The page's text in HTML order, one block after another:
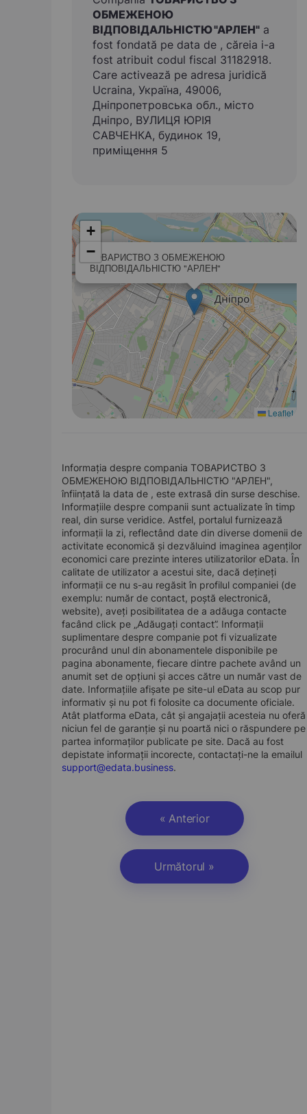
ОБМЕЖЕНОЮ
ВІДПОВІДАЛЬНІСТЮ "АРЛЕН" a
fost fondată pe data de , căreia i-a
fost atribuit codul fiscal 31182918.
Care activează pe adresa juridică
Ucraina, Україна, 49006,
Дніпропетровська обл., місто
Дніпро, ВУЛИЦЯ ЮРІЯ
САВЧЕНКА, будинок 19,
приміщення 5
ТОВАРИСТВО З ОБМЕЖЕНОЮ
ВІДПОВІДАЛЬНІСТЮ "АРЛЕН"
+
−
Leaflet
Informația despre compania ТОВАРИСТВО З
ОБМЕЖЕНОЮ ВІДПОВІДАЛЬНІСТЮ "АРЛЕН",
înființată la data de , este extrasă din surse deschise.
Informațiile despre companii sunt actualizate în timp
real, din surse veridice. Astfel, portalul furnizează
informații la zi, reflectând date din diverse domenii de
activitate economică și dezvăluind imaginea agenților
economici care prezinte interes utilizatorilor eData. În
calitate de utilizator a acestui site, dacă dețineți
informații ce nu s-au regăsit în profilul companiei (de
exemplu: număr de contact, poștă electronică,
website), aveți posibilitatea de a adăuga contacte
facând click pe „Adăugați contact”. Informații
suplimentare despre companie pot fi vizualizate
procurând unul din abonamentele disponibile pe
pagina abonamente, fiecare dintre pachete având un
anumit set de opțiuni și acces către un număr vast de
date. Informațiile afișate pe site-ul eData au scop pur
informativ și nu pot fi folosite ca documente oficiale.
Atât platforma eData, cât și angajații acesteia nu oferă
niciun fel de garanție și nu poartă nici o răspundere pe
partea informaților publicate pe site. Dacă au fost
depistate informații incorecte, contactați-ne la emailul
support@edata.business.
« Anterior
Următorul »